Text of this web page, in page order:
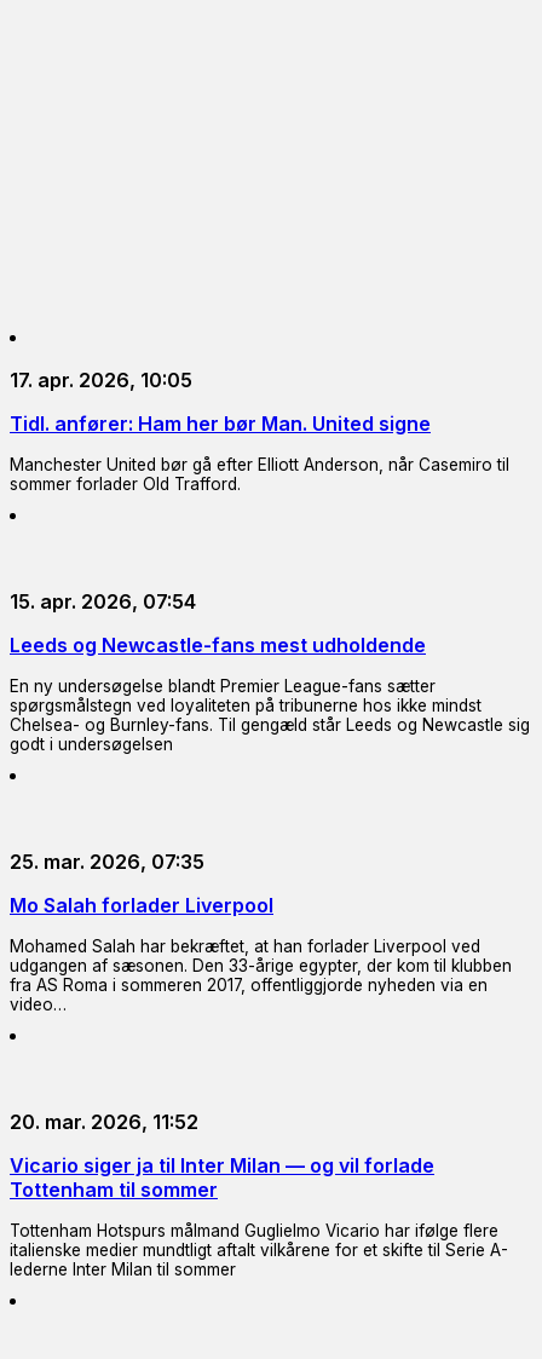
17. apr. 2026, 10:05
Tidl. anfører: Ham her bør Man. United signe
Manchester United bør gå efter Elliott Anderson, når Casemiro til
sommer forlader Old Trafford.
15. apr. 2026, 07:54
Leeds og Newcastle-fans mest udholdende
En ny undersøgelse blandt Premier League-fans sætter
spørgsmålstegn ved loyaliteten på tribunerne hos ikke mindst
Chelsea- og Burnley-fans. Til gengæld står Leeds og Newcastle sig
godt i undersøgelsen
25. mar. 2026, 07:35
Mo Salah forlader Liverpool
Mohamed Salah har bekræftet, at han forlader Liverpool ved
udgangen af sæsonen. Den 33-årige egypter, der kom til klubben
fra AS Roma i sommeren 2017, offentliggjorde nyheden via en
video…
20. mar. 2026, 11:52
Vicario siger ja til Inter Milan — og vil forlade
Tottenham til sommer
Tottenham Hotspurs målmand Guglielmo Vicario har ifølge flere
italienske medier mundtligt aftalt vilkårene for et skifte til Serie A-
lederne Inter Milan til sommer